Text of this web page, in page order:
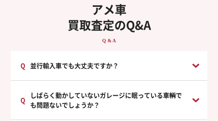
アメ車
買取査定のQ&A
Q & A
並行輸入車でも大丈夫ですか？
しばらく動かしていないガレージに眠っている車輌で
も問題ないでしょうか？